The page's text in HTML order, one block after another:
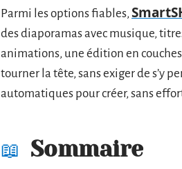
Parmi les options fiables,
des diaporamas avec musique,
animations, une édition en
tourner la tête, sans exiger de s’y
automatiques pour créer, sans
Sommaire